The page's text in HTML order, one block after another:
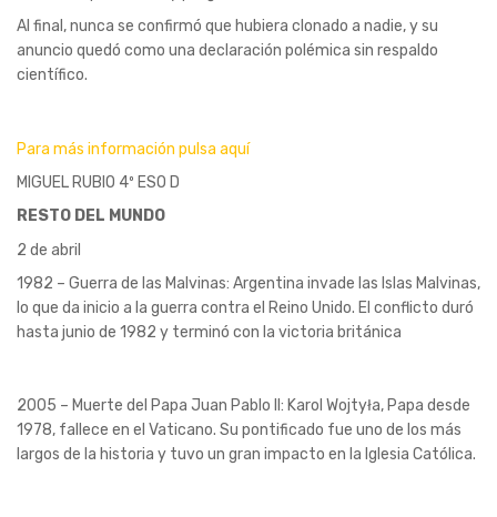
Al final, nunca se confirmó que hubiera clonado a nadie, y su
anuncio quedó como una declaración polémica sin respaldo
científico.
Para más información pulsa aquí
MIGUEL RUBIO 4º ESO D
RESTO DEL MUNDO
2 de abril
1982 – Guerra de las Malvinas: Argentina invade las Islas Malvinas,
lo que da inicio a la guerra contra el Reino Unido. El conflicto duró
hasta junio de 1982 y terminó con la victoria británica
2005 – Muerte del Papa Juan Pablo II: Karol Wojtyła, Papa desde
1978, fallece en el Vaticano. Su pontificado fue uno de los más
largos de la historia y tuvo un gran impacto en la Iglesia Católica.